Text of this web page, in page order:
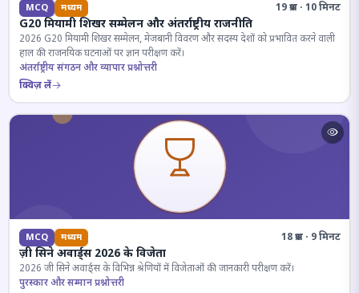
MCQ मध्यम 19 प्रश्न · 10 मिनट
G20 मियामी शिखर सम्मेलन और अंतर्राष्ट्रीय राजनीति
2026 G20 मियामी शिखर सम्मेलन, मेजबानी विवरण और सदस्य देशों को प्रभावित करने वाली
हाल की राजनयिक घटनाओं पर ज्ञान परीक्षण करें।
अंतर्राष्ट्रीय संगठन और व्यापार प्रश्नोत्तरी
क्विज़ लें
MCQ मध्यम 18 प्रश्न · 9 मिनट
ज़ी सिने अवार्ड्स 2026 के विजेता
2026 जी सिने अवार्ड्स के विभिन्न श्रेणियों में विजेताओं की जानकारी परीक्षण करें।
पुरस्कार और सम्मान प्रश्नोत्तरी